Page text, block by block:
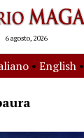
6 agosto, 2026
• English•